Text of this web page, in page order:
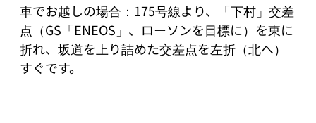
車でお越しの場合：175号線より、「下村」交差
点（GS「ENEOS」、ローソンを目標に）を東に
折れ、坂道を上り詰めた交差点を左折（北へ）
すぐです。